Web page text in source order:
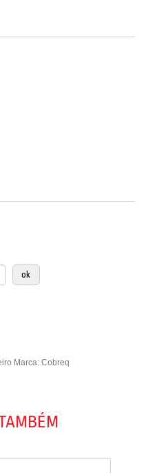
Marca: Cobreq